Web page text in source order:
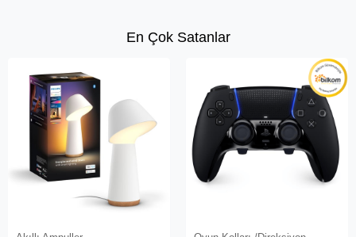
En Çok Satanlar